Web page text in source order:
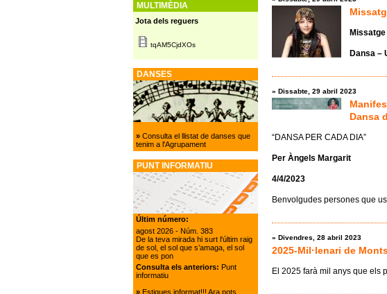
Missatge
Dansa –
» Dissabte, 29 abril 2023
Dansa
“DANSA PER CADA DIA”
Per Àngels Margarit
4/4/2023
Benvolgudes persones que
» Divendres, 28 abril 2023
2025-Mil·lenari de
El 2025 farà mil anys que els
MULTIMÈDIA
Jota dels reguers
tqAM5CjdXOs
DANSES
»Consulta el llistat de danses que
tenim a l'Agrupament
PUNT INFORMATIU
Últim número:
agost 2026 - Núm. 383
De la teva mirada hi surt l'últim raig
de sol, el sol que s’amaga, el sol
que es pon
Consulta els anteriors: Punt
informatiu
»Estigues informat!!! Ara pots